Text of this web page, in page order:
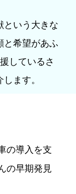
という大きな
と希望があふ
しているさ
ます。
の導⼊を⽀
の早期発⾒